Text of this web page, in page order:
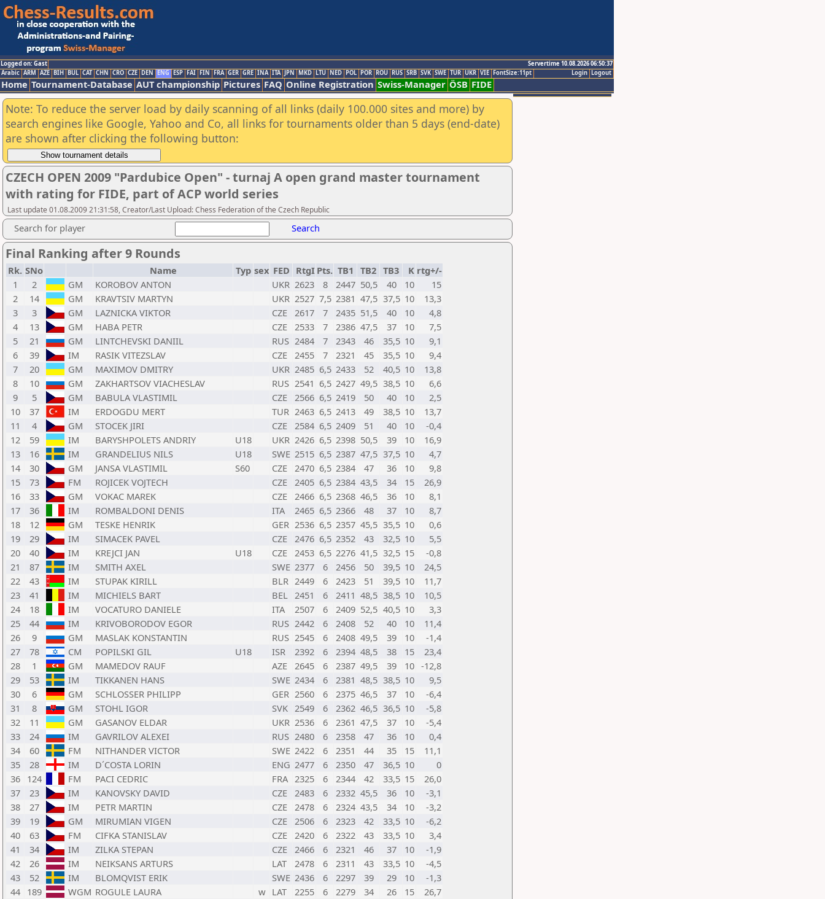
Logged on: Gast
Servertime 10.08.2026 06:50:37
Logout
Login
Arabic ARM AZE BIH BUL CAT CHN CRO CZE DEN ENG ESP FAI FIN FRA GER GRE INA ITA JPN MKD LTU NED POL POR ROU RUS SRB SVK SWE TUR UKR VIE FontSize:11pt
Home Tournament-Database AUT championship Pictures FAQ Online Registration Swiss-Manager ÖSB FIDE
Note: To reduce the server load by daily scanning of all links (daily 100.000 sites and more) by
search engines like Google, Yahoo and Co, all links for tournaments older than 5 days (end-date)
are shown after clicking the following button:
CZECH OPEN 2009 "Pardubice Open" - turnaj A open grand master tournament
with rating for FIDE, part of ACP world series
Last update 01.08.2009 21:31:58, Creator/Last Upload: Chess Federation of the Czech Republic
Search for player Search
Final Ranking after 9 Rounds
Rk. SNo Name Typ sex FED RtgI Pts. TB1 TB2 TB3 K rtg+/-
1
2 GM KOROBOV ANTON UKR 2623 8 2447 50,5 40 10
15
2
14 GM KRAVTSIV MARTYN UKR 2527 7,5 2381 47,5 37,5 10
13,3
3
3 GM LAZNICKA VIKTOR CZE 2617 7 2435 51,5 40 10
4,8
4
13 GM HABA PETR CZE 2533 7 2386 47,5 37 10
7,5
5
21 GM LINTCHEVSKI DANIIL RUS 2484 7 2343 46 35,5 10
9,1
6
39 IM RASIK VITEZSLAV CZE 2455 7 2321 45 35,5 10
9,4
7
20 GM MAXIMOV DMITRY UKR 2485 6,5 2433 52 40,5 10
13,8
8
10 GM ZAKHARTSOV VIACHESLAV RUS 2541 6,5 2427 49,5 38,5 10
6,6
9
5 GM BABULA VLASTIMIL CZE 2566 6,5 2419 50 40 10
2,5
10
37 IM ERDOGDU MERT TUR 2463 6,5 2413 49 38,5 10
13,7
11
4 GM STOCEK JIRI CZE 2584 6,5 2409 51 40 10
-0,4
12
59 IM BARYSHPOLETS ANDRIY U18 UKR 2426 6,5 2398 50,5 39 10
16,9
13
16 IM GRANDELIUS NILS U18 SWE 2515 6,5 2387 47,5 37,5 10
4,7
14
30 GM JANSA VLASTIMIL S60 CZE 2470 6,5 2384 47 36 10
9,8
15
73 FM ROJICEK VOJTECH CZE 2405 6,5 2384 43,5 34 15
26,9
16
33 GM VOKAC MAREK CZE 2466 6,5 2368 46,5 36 10
8,1
17
36 IM ROMBALDONI DENIS ITA 2465 6,5 2366 48 37 10
8,7
18
12 GM TESKE HENRIK GER 2536 6,5 2357 45,5 35,5 10
0,6
19
29 IM SIMACEK PAVEL CZE 2476 6,5 2352 43 32,5 10
5,5
20
40 IM KREJCI JAN U18 CZE 2453 6,5 2276 41,5 32,5 15
-0,8
21
87 IM SMITH AXEL SWE 2377 6 2456 50 39,5 10
24,5
22
43 IM STUPAK KIRILL BLR 2449 6 2423 51 39,5 10
11,7
23
41 IM MICHIELS BART BEL 2451 6 2411 48,5 38,5 10
10,5
24
18 IM VOCATURO DANIELE ITA 2507 6 2409 52,5 40,5 10
3,3
25
44 IM KRIVOBORODOV EGOR RUS 2442 6 2408 52 40 10
11,4
26
9 GM MASLAK KONSTANTIN RUS 2545 6 2408 49,5 39 10
-1,4
27
78 CM POPILSKI GIL U18 ISR 2392 6 2394 48,5 38 15
23,4
28
1 GM MAMEDOV RAUF AZE 2645 6 2387 49,5 39 10 -12,8
29
53 IM TIKKANEN HANS SWE 2434 6 2381 48,5 38,5 10
9,5
30
6 GM SCHLOSSER PHILIPP GER 2560 6 2375 46,5 37 10
-6,4
31
8 GM STOHL IGOR SVK 2549 6 2362 46,5 36,5 10
-5,8
32
11 GM GASANOV ELDAR UKR 2536 6 2361 47,5 37 10
-5,4
33
24 IM GAVRILOV ALEXEI RUS 2480 6 2358 47 36 10
0,4
34
60 FM NITHANDER VICTOR SWE 2422 6 2351 44 35 15
11,1
35
28 IM D´COSTA LORIN ENG 2477 6 2350 47 36,5 10
0
36 124 FM PACI CEDRIC FRA 2325 6 2344 42 33,5 15
26,0
37
23 IM KANOVSKY DAVID CZE 2483 6 2332 45,5 36 10
-3,1
38
27 IM PETR MARTIN CZE 2478 6 2324 43,5 34 10
-3,2
39
19 GM MIRUMIAN VIGEN CZE 2506 6 2323 42 33,5 10
-6,2
40
63 FM CIFKA STANISLAV CZE 2420 6 2322 43 33,5 10
3,4
41
34 IM ZILKA STEPAN CZE 2466 6 2321 46 37 10
-1,9
42
26 IM NEIKSANS ARTURS LAT 2478 6 2311 43 33,5 10
-4,5
43
52 IM BLOMQVIST ERIK SWE 2436 6 2297 39 29 10
-1,3
44 189 WGM ROGULE LAURA w LAT 2255 6 2279 34 26 15
26,7